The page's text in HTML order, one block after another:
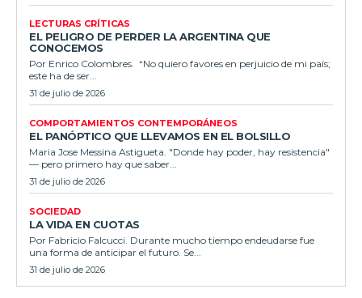
LECTURAS CRÍTICAS
EL PELIGRO DE PERDER LA ARGENTINA QUE
CONOCEMOS
Por Enrico Colombres. “No quiero favores en perjuicio de mi país;
este ha de ser...
31 de julio de 2026
COMPORTAMIENTOS CONTEMPORÁNEOS
EL PANÓPTICO QUE LLEVAMOS EN EL BOLSILLO
Maria Jose Messina Astigueta. "Donde hay poder, hay resistencia"
— pero primero hay que saber...
31 de julio de 2026
SOCIEDAD
LA VIDA EN CUOTAS
Por Fabricio Falcucci. Durante mucho tiempo endeudarse fue
una forma de anticipar el futuro. Se...
31 de julio de 2026